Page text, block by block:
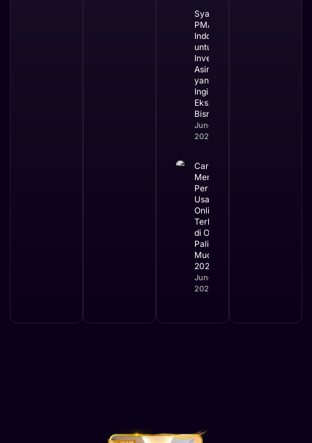
Syarat
PMA di
Indonesia
untuk
Investor
Asing
yang
Ingin
Ekspansi
Bisnis
June 3,
2026
Cara
Mengurus
Perizinan
Usaha
Online
Terbaru
di OSS
Paling
Mudah
2026
June 2,
2026